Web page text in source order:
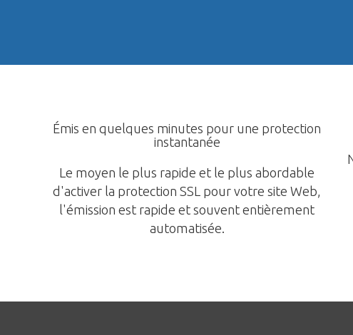
Émis en quelques minutes pour une protection
instantanée
Le moyen le plus rapide et le plus abordable
d'activer la protection SSL pour votre site Web,
l'émission est rapide et souvent entièrement
automatisée.